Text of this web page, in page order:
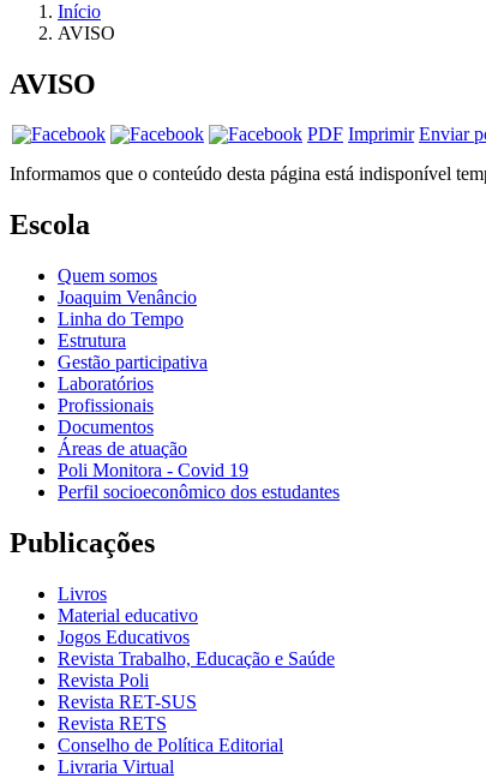
Início
AVISO
AVISO
PDF Imprimir Enviar
Informamos que o conteúdo desta página está indisponível
Escola
Quem somos
Joaquim Venâncio
Linha do Tempo
Estrutura
Gestão participativa
Laboratórios
Profissionais
Documentos
Áreas de atuação
Poli Monitora - Covid 19
Perfil socioeconômico dos estudantes
Publicações
Livros
Material educativo
Jogos Educativos
Revista Trabalho, Educação e Saúde
Revista Poli
Revista RET-SUS
Revista RETS
Conselho de Política Editorial
Livraria Virtual